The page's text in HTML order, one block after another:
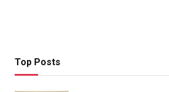
Top Posts